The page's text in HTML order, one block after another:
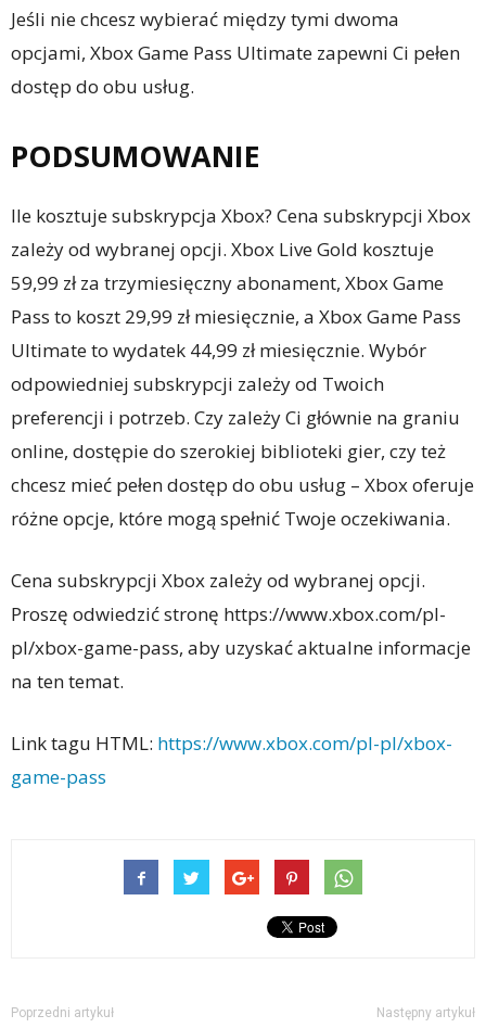
Jeśli nie chcesz wybierać między tymi dwoma
opcjami, Xbox Game Pass Ultimate zapewni Ci pełen
dostęp do obu usług.
PODSUMOWANIE
Ile kosztuje subskrypcja Xbox? Cena subskrypcji Xbox
zależy od wybranej opcji. Xbox Live Gold kosztuje
59,99 zł za trzymiesięczny abonament, Xbox Game
Pass to koszt 29,99 zł miesięcznie, a Xbox Game Pass
Ultimate to wydatek 44,99 zł miesięcznie. Wybór
odpowiedniej subskrypcji zależy od Twoich
preferencji i potrzeb. Czy zależy Ci głównie na graniu
online, dostępie do szerokiej biblioteki gier, czy też
chcesz mieć pełen dostęp do obu usług – Xbox oferuje
różne opcje, które mogą spełnić Twoje oczekiwania.
Cena subskrypcji Xbox zależy od wybranej opcji.
Proszę odwiedzić stronę https://www.xbox.com/pl-
pl/xbox-game-pass, aby uzyskać aktualne informacje
na ten temat.
Link tagu HTML: https://www.xbox.com/pl-pl/xbox-
game-pass
Poprzedni artykuł Następny artykuł